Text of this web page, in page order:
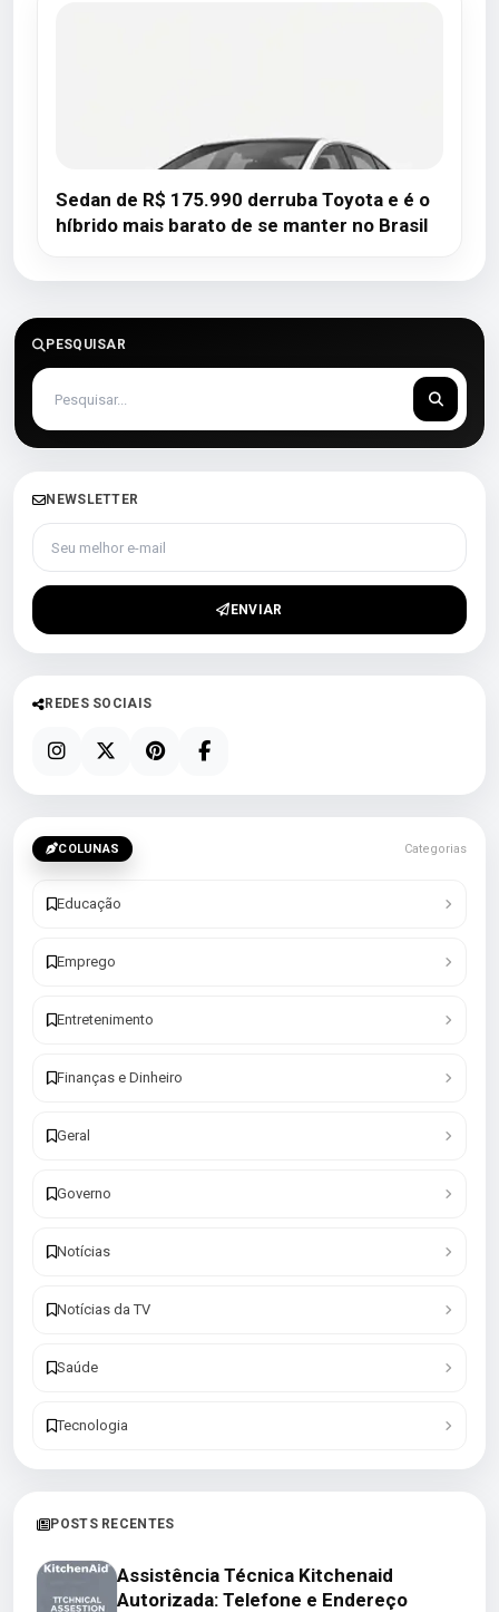
Sedan de R$ 175.990 derruba Toyota e é o
híbrido mais barato de se manter no Brasil
PESQUISAR
NEWSLETTER
Seu melhor e-mail
ENVIAR
REDES SOCIAIS
COLUNAS Categorias
Educação
Emprego
Entretenimento
Finanças e Dinheiro
Geral
Governo
Notícias
Notícias da TV
Saúde
Tecnologia
POSTS RECENTES
Assistência Técnica Kitchenaid
Autorizada: Telefone e Endereço